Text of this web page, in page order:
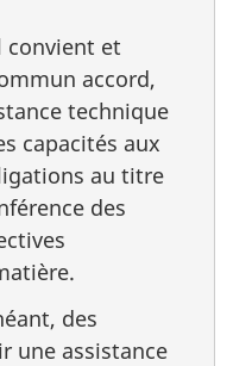
convient et
accord,
technique
capacités aux
au titre
des
des
une assistance